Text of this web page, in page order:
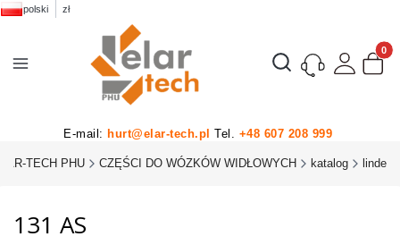
polski zł
Otwórz wyszukiwarkę
E-mail: hurt@elar-tech.pl Tel. +48 607 208 999
TECH PHU CZĘŚCI DO WÓZKÓW WIDŁOWYCH katalog linde
131 AS